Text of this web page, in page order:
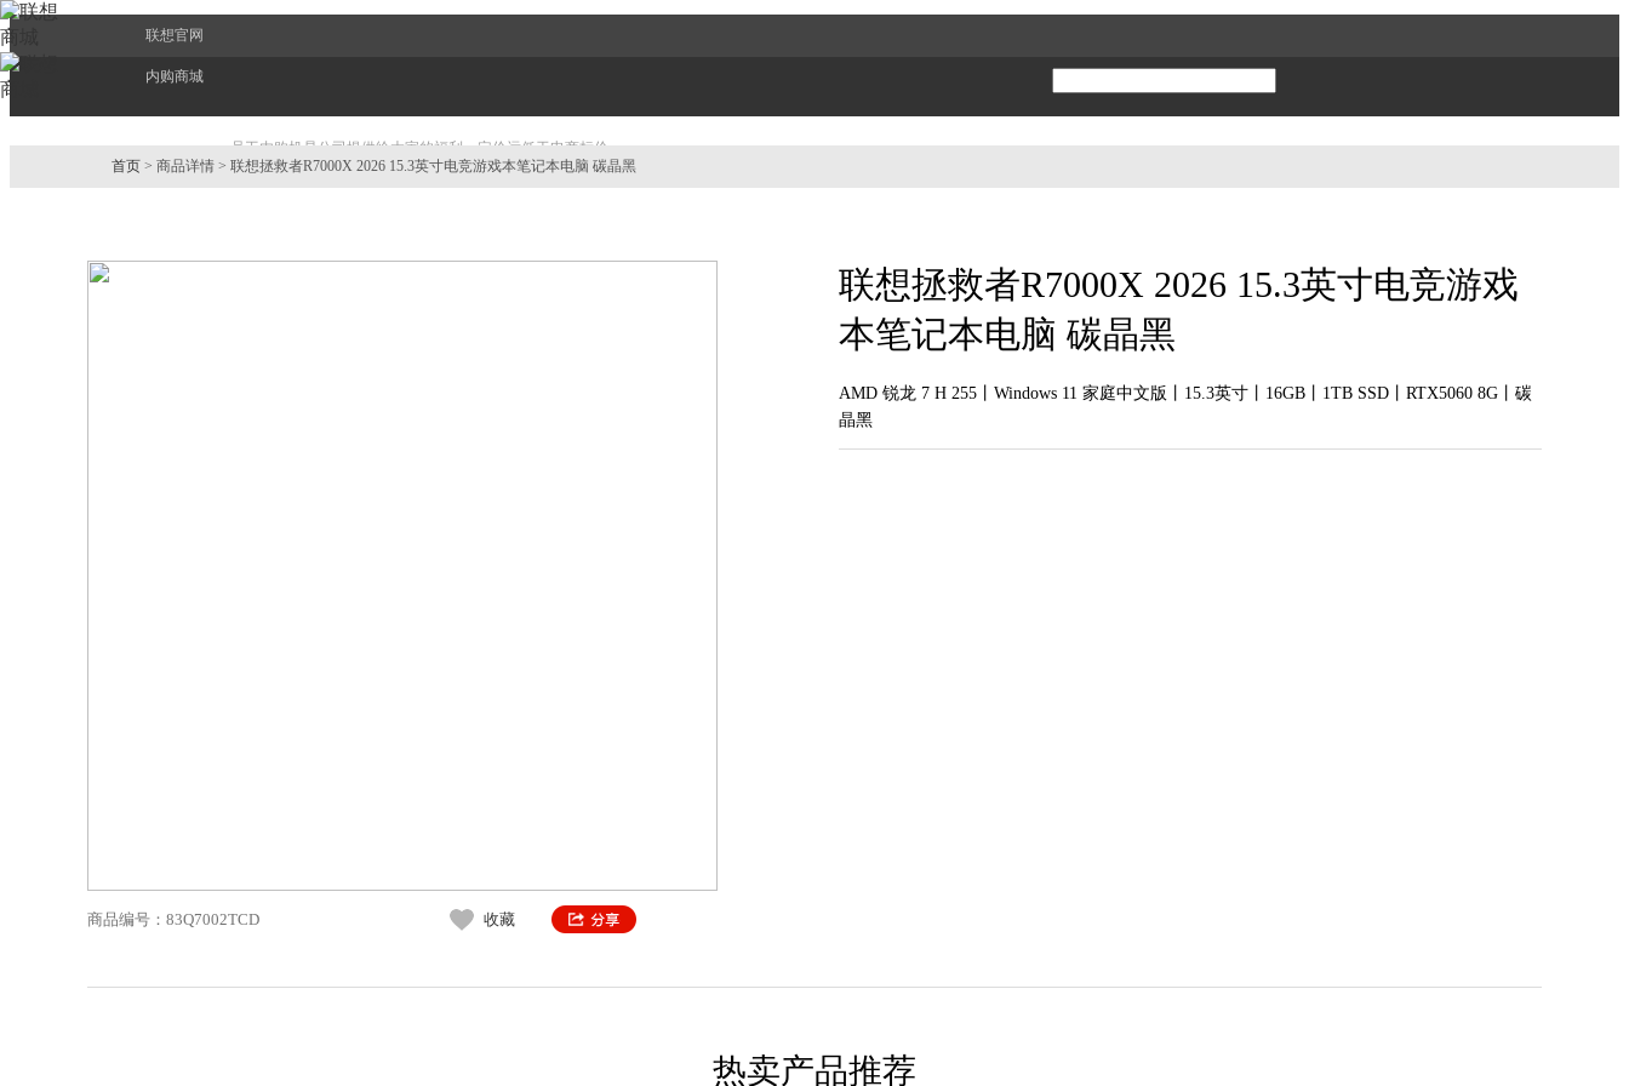
联想官网
内购商城
员工内购机是公司提供给大家的福利，定价远低于电商标价。
首页 > 商品详情 > 联想拯救者R7000X 2026 15.3英寸电竞游戏本笔记本电脑 碳晶黑
商品编号： 83Q7002TCD 收藏
联想拯救者R7000X 2026 15.3英寸电竞游戏
本笔记本电脑 碳晶黑
AMD 锐龙 7 H 255丨Windows 11 家庭中文版丨15.3英寸丨16GB丨1TB SSD丨RTX5060 8G丨碳
晶黑
热卖产品推荐